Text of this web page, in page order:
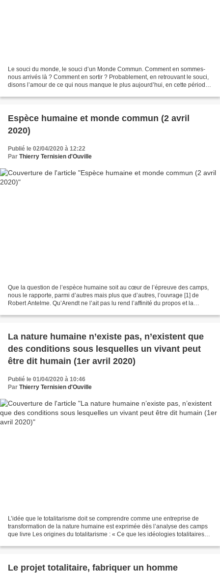
Le souci du monde, le souci d’un Monde Commun. Comment en sommes-
nous arrivés là ? Comment en sortir ? Probablement, en retrouvant le souci,
disons l’amour de ce qui nous manque le plus aujourd’hui, en cette période
Espèce humaine et monde commun (2 avril
2020)
Publié le 02/04/2020 à 12:22
Par Thierry Ternisien d'Ouville
Que la question de l’espèce humaine soit au cœur de l’épreuve des camps,
nous le rapporte, parmi d’autres mais plus que d’autres, l’ouvrage [1] de
Robert Antelme. Qu’Arendt ne l’ait pas lu rend l’affinité du propos et la
La nature humaine n’existe pas, n’existent que
des conditions sous lesquelles un vivant peut
être dit humain (1er avril 2020)
Publié le 01/04/2020 à 10:46
Par Thierry Ternisien d'Ouville
L’idée que le totalitarisme doit se comprendre comme une entreprise de
transformation de la nature humaine est exprimée dès l’analyse des camps
que livre Les origines du totalitarisme : « Ce que les idéologies totalitaires
Le projet totalitaire, fabriquer un homme